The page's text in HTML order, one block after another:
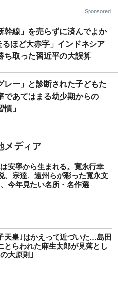
Sponsored
幹線」を売らずに済んでよか
るほど大赤字」インドネシア
ち取った習近平の大誤算
レー」と診断された子どもた
であてはまる幼少期からの
慣」
安寧から生まれる。寛永行幸
、宗達、遠州らが彩った寛永文
今年見たい名所・名作選
天皇｣はかえって近づいた…島田
とらわれた麻生太郎が見落とし
大原則｣